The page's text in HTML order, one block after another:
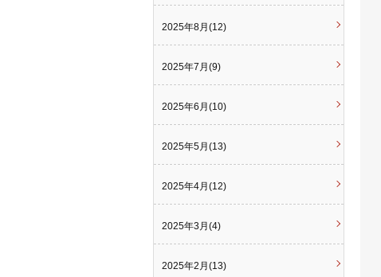
2025年8月(12)
2025年7月(9)
2025年6月(10)
2025年5月(13)
2025年4月(12)
2025年3月(4)
2025年2月(13)